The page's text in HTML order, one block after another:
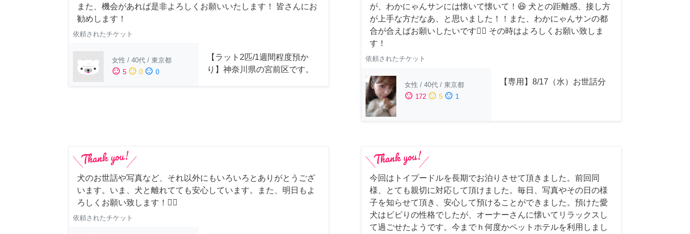
また、機会があれば是非よろしくお願いいたします！ 皆さんにお
勧めします！
依頼されたチケット
女性 / 40代 / 東京都
sentiment_satisfied 5 sentiment_neutral 0 sentiment_dissatisfied 0
【ラット2匹/1週間程度預か
り】神奈川県の宮前区です。
が、わかにゃんサンには懐いて懐いて！😆 犬との距離感、接し方
が上手な方だなあ、と思いました！！また、わかにゃんサンの都
合が合えばお願いしたいです🙇‍♂️ その時はよろしくお願い致しま
す！
依頼されたチケット
女性 / 40代 / 東京都
sentiment_satisfied 172 sentiment_neutral 5 sentiment_dissatisfied 1
【専用】8/17（水）お世話分
犬のお世話や写真など、それ以外にもいろいろとありがとうござ
います。いま、犬と離れてても安心しています。また、明日もよ
ろしくお願い致します！🙇‍♂️
依頼されたチケット
今回はトイプードルを長期でお泊りさせて頂きました。前回同
様、とても親切に対応して頂けました。毎日、写真やその日の様
子を知らせて頂き、安心して預けることができました。預けた愛
犬はビビりの性格でしたが、オーナーさんに懐いてリラックスし
て過ごせたようです。今までｈ何度かペットホテルを利用しまし